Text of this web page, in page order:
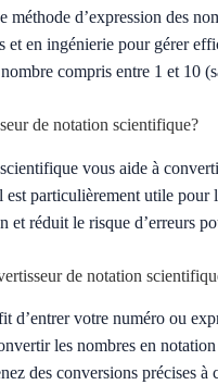
méthode d’expression des
et en ingénierie pour gérer
compris entre 1 et 10
de notation scientifique?
vous aide à
particulièrement utile
et réduit le risque d’erreurs
de notation
d’entrer votre numéro ou
les nombres en
des conversions précises à